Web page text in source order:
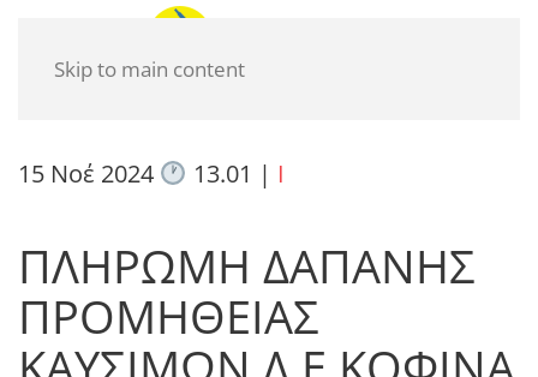
Skip to main content
15 Νοέ 2024 13.01 | I
ΠΛΗΡΩΜΗ ΔΑΠΑΝΗΣ
ΠΡΟΜΗΘΕΙΑΣ